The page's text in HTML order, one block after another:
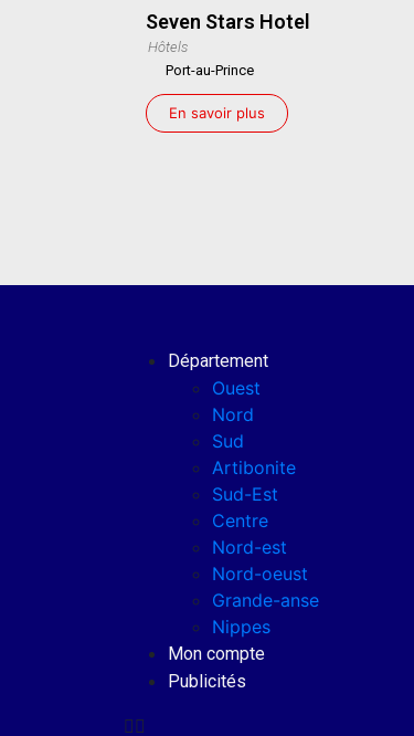
Seven Stars Hotel
Hôtels
Port-au-Prince
En savoir plus
Département
Ouest
Nord
Sud
Artibonite
Sud-Est
Centre
Nord-est
Nord-oeust
Grande-anse
Nippes
Mon compte
Publicités